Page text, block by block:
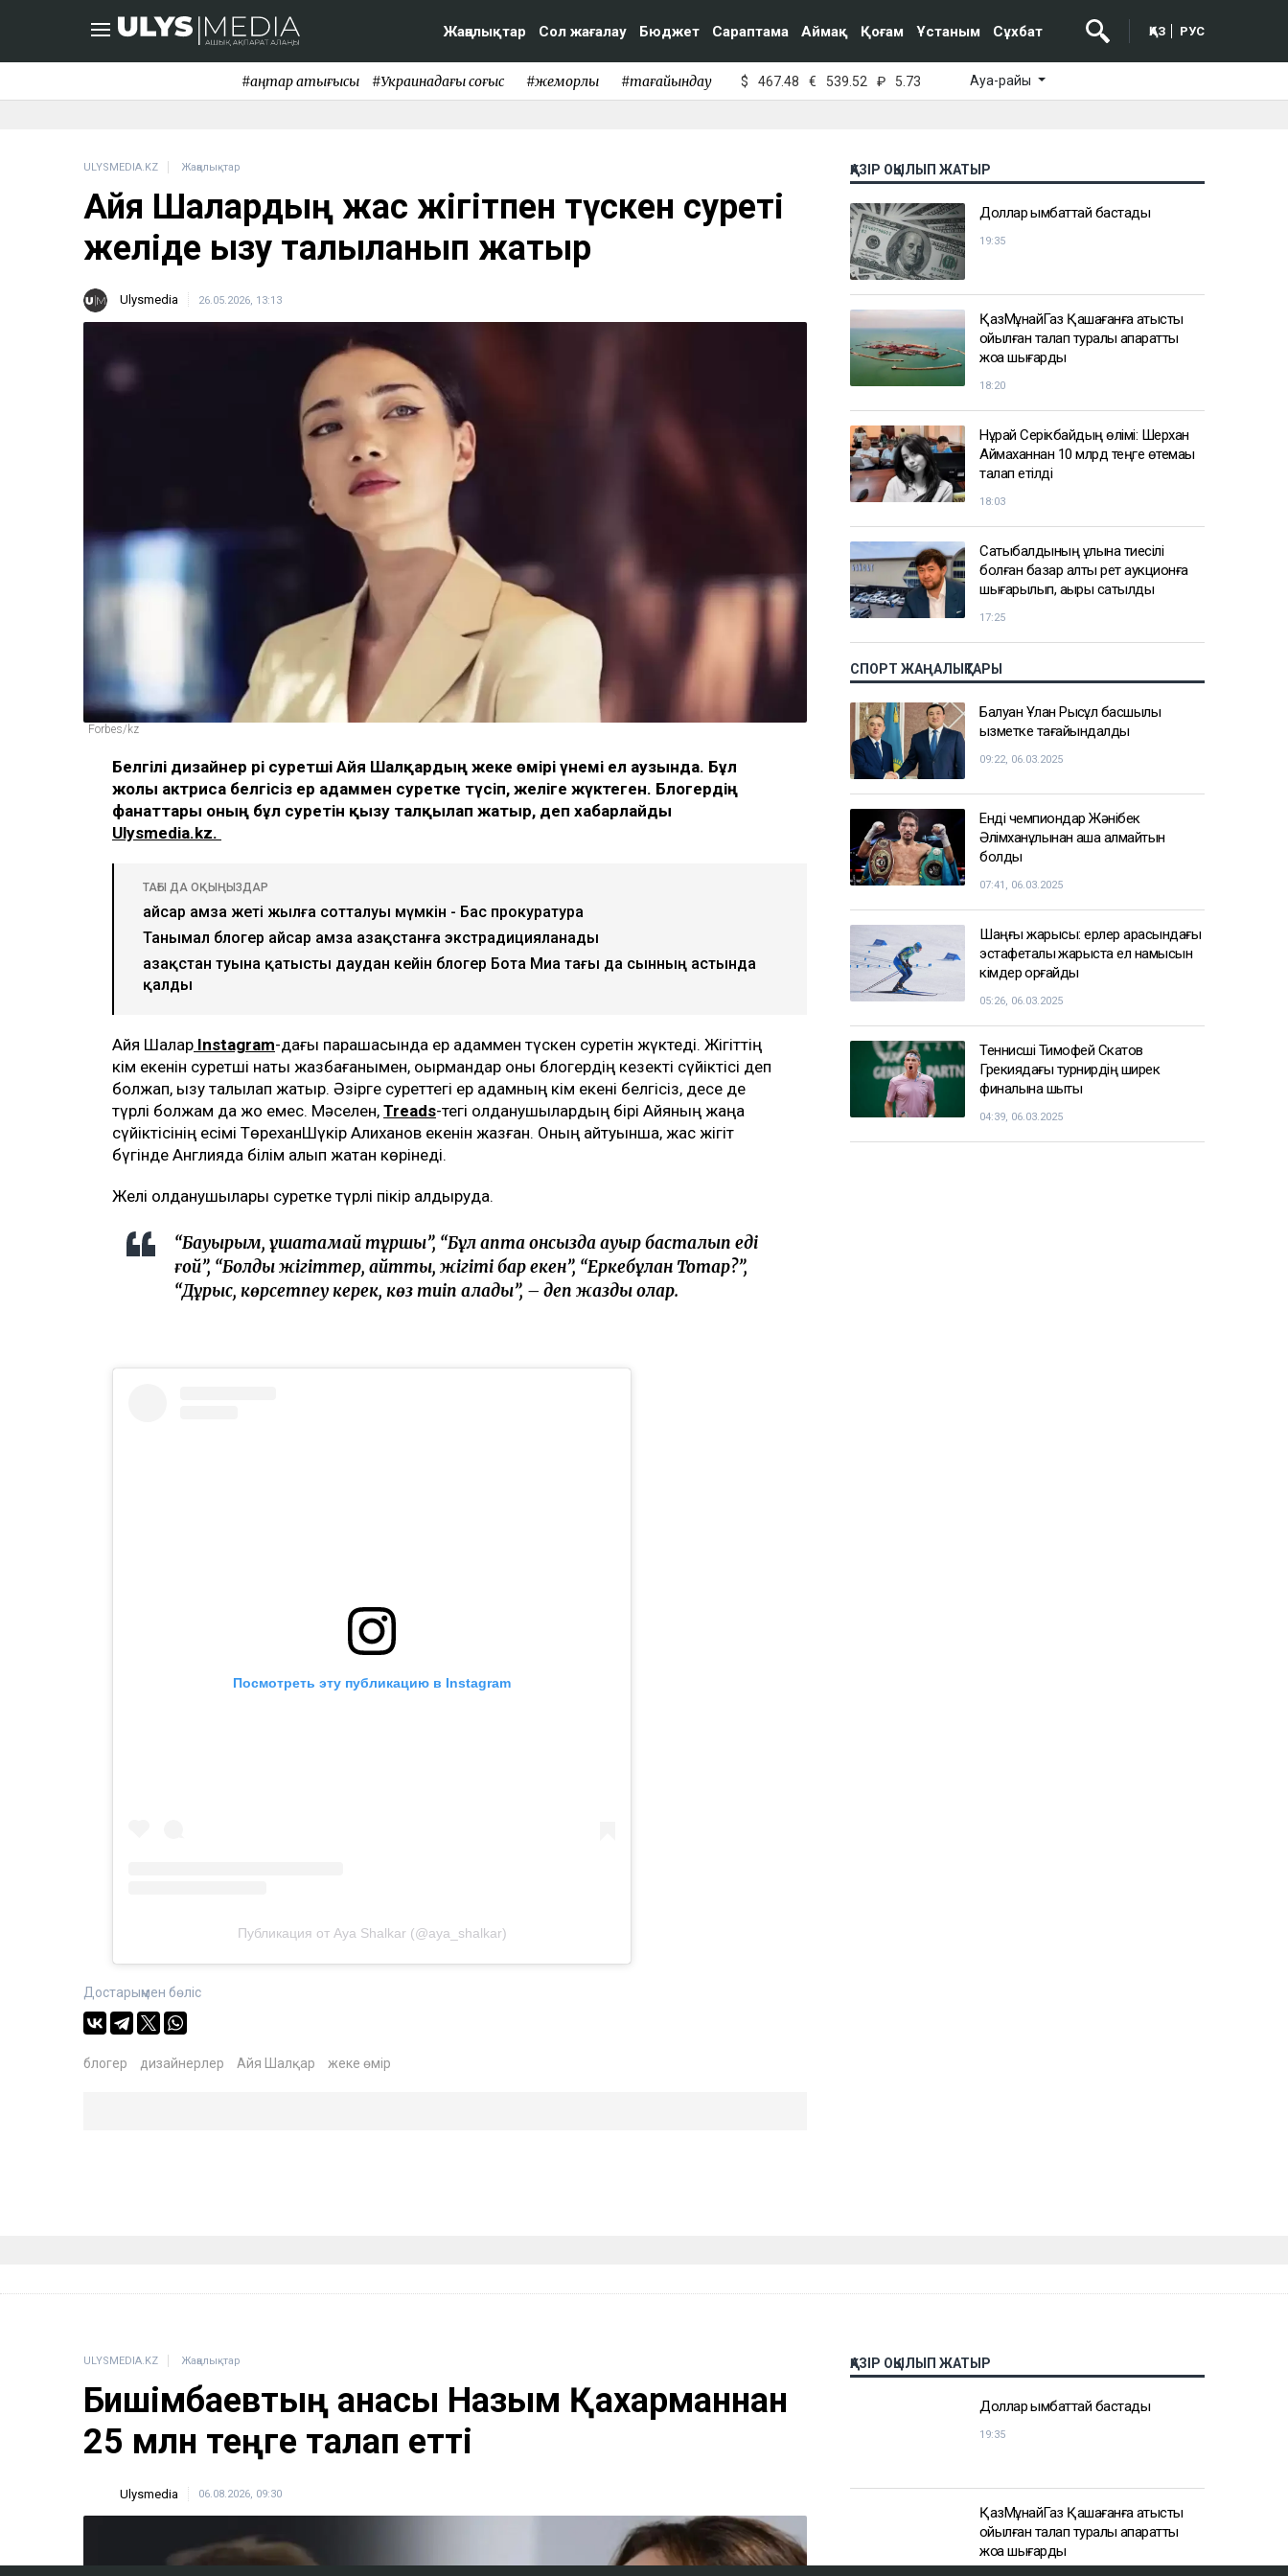
Жаңалықтар Сол жағалау Бюджет Сараптама Аймақ Қоғам Ұстаным Сұхбат ҚАЗ РУС
#қаңтар қақтығысы #Украинадағы соғыс #жемқорлық #тағайындау $ 467.48 € 539.52 ₽ 5.73 Ауа-райы
ULYSMEDIA.KZ Жаңалықтар
Айя Шалқардың жас жігітпен түскен суреті
желіде қызу талқыланып жатыр
Ulysmedia 26.05.2026, 13:13
Forbes/kz
Белгілі дизайнер әрі суретші Айя Шалқардың жеке өмірі үнемі ел аузында. Бұл
жолы актриса белгісіз ер адаммен суретке түсіп, желіге жүктеген. Блогердің
фанаттары оның бұл суретін қызу талқылап жатыр, деп хабарлайды
Ulysmedia.kz.
ТАҒЫ ДА ОҚЫҢЫЗДАР
Қайсар Қамза жеті жылға сотталуы мүмкін - Бас прокуратура
Танымал блогер Қайсар Қамза Қазақстанға экстрадицияланады
Қазақстан туына қатысты даудан кейін блогер Бота Миа тағы да сынның астында
қалды
Айя Шалқар Instagram-дағы парақшасында ер адаммен түскен суретін жүктеді. Жігіттің
кім екенін суретші нақты жазбағанымен, оқырмандар оны блогердің кезекті сүйіктісі деп
болжап, қызу талқылап жатыр. Әзірге суреттегі ер адамның кім екені белгісіз, десе де
түрлі болжам да жоқ емес. Мәселен, Treads-тегі қолданушылардың бірі Айяның жаңа
сүйіктісінің есімі ТөреханШүкір Алиханов екенін жазған. Оның айтуынша, жас жігіт
бүгінде Англияда білім алып жатқан көрінеді.
Желі қолданушылары суретке түрлі пікір қалдыруда.
“Бауырым, құшақтамай тұршы”, “Бұл апта онсызда ауыр басталып еді
ғой”, “Болды жігіттер, қайттық, жігіті бар екен”, “Еркебұлан Тоқтар?”,
“Дұрыс, көрсетпеу керек, көз тиіп қалады”, – деп жазды олар.
Посмотреть эту публикацию в Instagram
Публикация от Aya Shalkar (@aya_shalkar)
Достарыңмен бөліс
блогер дизайнерлер Айя Шалқар жеке өмір
ҚАЗІР ОҚЫЛЫП ЖАТЫР
Доллар қымбаттай бастады
19:35
ҚазМұнайГаз Қашағанға қатысты
қойылған талап туралы ақпаратты
жоққа шығарды
18:20
Нұрай Серікбайдың өлімі: Шерхан
Аймаханнан 10 млрд теңге өтемақы
талап етілді
18:03
Сатыбалдының ұлына тиесілі
болған базар алты рет аукционға
шығарылып, ақыры сатылды
17:25
СПОРТ ЖАҢАЛЫҚТАРЫ
Балуан Ұлан Рысқұл басшылық
қызметке тағайындалды
09:22, 06.03.2025
Енді чемпиондар Жәнібек
Әлімханұлынан қаша алмайтын
болды
07:41, 06.03.2025
Шаңғы жарысы: ерлер арасындағы
эстафеталық жарыста ел намысын
кімдер қорғайды
05:26, 06.03.2025
Теннисші Тимофей Скатов
Грекиядағы турнирдің ширек
финалына шықты
04:39, 06.03.2025
ULYSMEDIA.KZ Жаңалықтар
Бишімбаевтың анасы Назым Қахарманнан
25 млн теңге талап етті
Ulysmedia 06.08.2026, 09:30
ҚАЗІР ОҚЫЛЫП ЖАТЫР
Доллар қымбаттай бастады
19:35
ҚазМұнайГаз Қашағанға қатысты
қойылған талап туралы ақпаратты
жоққа шығарды